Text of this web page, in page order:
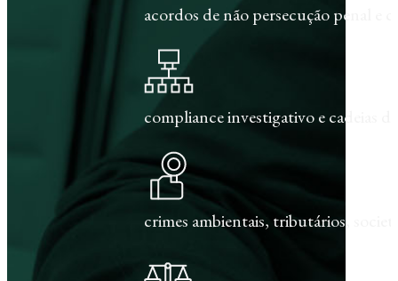
acordos de não persecução penal e
compliance investigativo e cadeias
crimes ambientais, tributários,